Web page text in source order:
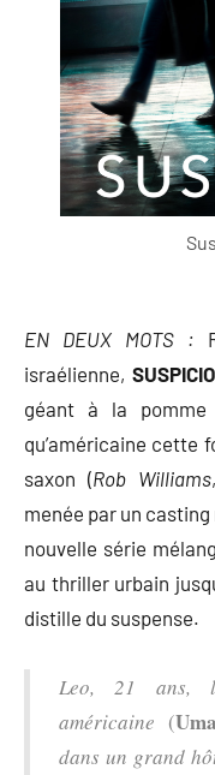
EN DEUX MOTS :
israélienne,
géant à la
qu’américaine cette
saxon (Rob Williams
menée par un
nouvelle série
au thriller urbain
distille du suspense.
Leo, 21 ans,
américaine (
dans un grand